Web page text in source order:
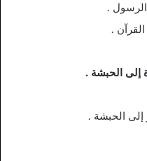
الرسول .
.
إلى الحبشة .
الحبشة .